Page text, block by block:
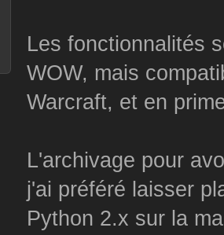
Les fonctionnalités
WOW, mais
Warcraft, et en
L'archivage pour
j'ai préféré laisser
Python 2.x sur la